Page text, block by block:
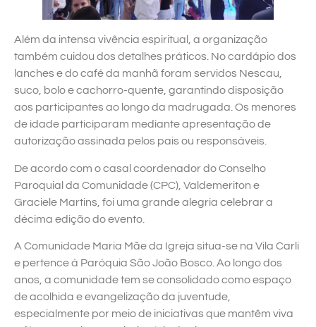
Além da intensa vivência espiritual, a organização
também cuidou dos detalhes práticos. No cardápio dos
lanches e do café da manhã foram servidos Nescau,
suco, bolo e cachorro-quente, garantindo disposição
aos participantes ao longo da madrugada. Os menores
de idade participaram mediante apresentação de
autorização assinada pelos pais ou responsáveis.
De acordo com o casal coordenador do Conselho
Paroquial da Comunidade (CPC), Valdemeriton e
Graciele Martins, foi uma grande alegria celebrar a
décima edição do evento.
A Comunidade Maria Mãe da Igreja situa-se na Vila Carli
e pertence à Paróquia São João Bosco. Ao longo dos
anos, a comunidade tem se consolidado como espaço
de acolhida e evangelização da juventude,
especialmente por meio de iniciativas que mantêm viva